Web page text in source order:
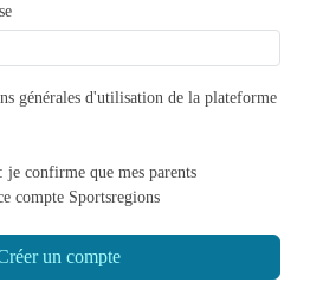
générales d'utilisation de la plateforme
je confirme que mes parents
compte Sportsregions
un compte